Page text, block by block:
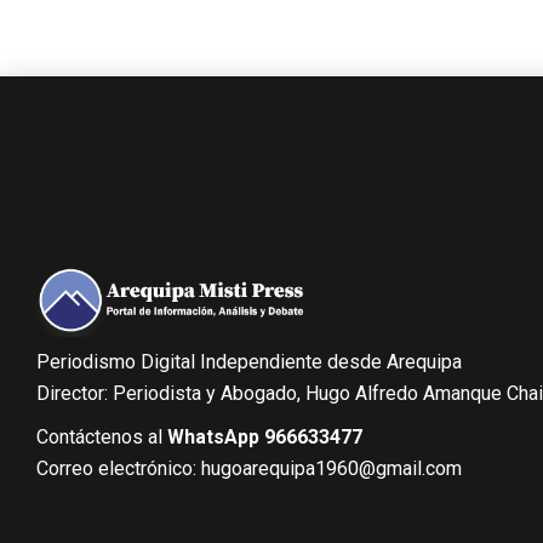
Periodismo Digital Independiente desde Arequipa
Director: Periodista y Abogado, Hugo Alfredo Amanque
Contáctenos al WhatsApp 966633477
Correo electrónico: hugoarequipa1960@gmail.com